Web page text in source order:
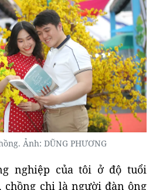
Ảnh: DŨNG PHƯƠNG
nghiệp của tôi ở độ tuổi
chồng chị là người đàn ông